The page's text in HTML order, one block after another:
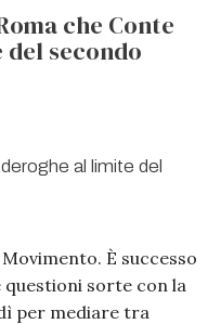
che Conte
secondo
È successo
questioni sorte con la
per mediare tra